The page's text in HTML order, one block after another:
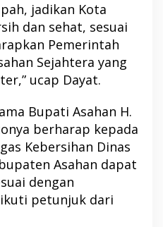
jadikan Kota
dan sehat, sesuai
Pemerintah
Sejahtera yang
ucap Dayat.
Bupati Asahan H.
berharap kepada
Kebersihan Dinas
Asahan dapat
dengan
petunjuk dari